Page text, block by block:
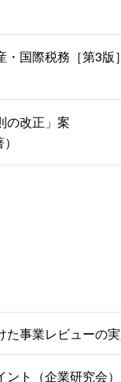
国際税務［第3版］
の改正」案
事業レビューの実
ト（企業研究会）